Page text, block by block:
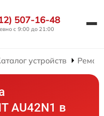
507-16-48
с 9:00 до 21:00
устройств
AU42N1 в